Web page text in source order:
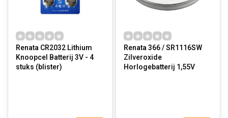
Renata CR2032 Lithium
Knoopcel Batterij 3V - 4
stuks (blister)
Renata 366 / SR1116SW
Zilveroxide
Horlogebatterij 1,55V